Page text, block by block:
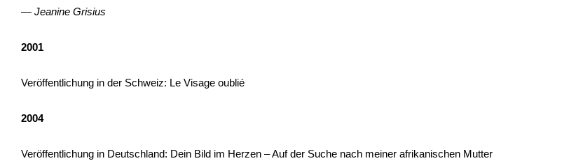
— Jeanine Grisius
2001
Veröffentlichung in der Schweiz: Le Visage oublié
2004
Veröffentlichung in Deutschland: Dein Bild im Herzen – Auf der Suche nach meiner afrikanischen Mutter